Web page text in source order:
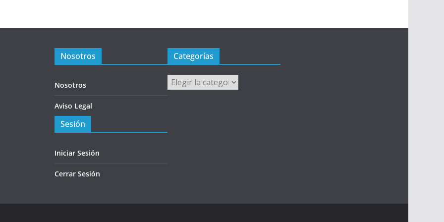
Nosotros
Nosotros
Aviso Legal
Sesión
Iniciar Sesión
Cerrar Sesión
Categorías
Categorías